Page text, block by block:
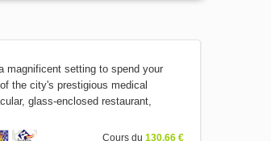
magnificent setting to spend your
the city's prestigious medical
glass-enclosed restaurant,
Cours du 130,66 €